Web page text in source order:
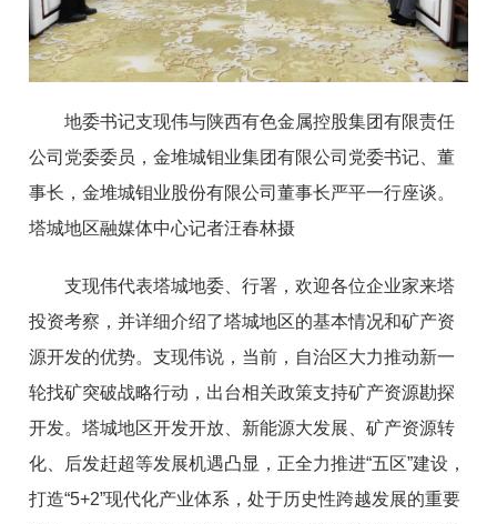
地委书记支现伟与陕西有色金属控股集团有限责任
公司党委委员，金堆城钼业集团有限公司党委书记、董
事长，金堆城钼业股份有限公司董事长严平一行座谈。
塔城地区融媒体中心记者汪春林摄
支现伟代表塔城地委、行署，欢迎各位企业家来塔
投资考察，并详细介绍了塔城地区的基本情况和矿产资
源开发的优势。支现伟说，当前，自治区大力推动新一
轮找矿突破战略行动，出台相关政策支持矿产资源勘探
开发。塔城地区开发开放、新能源大发展、矿产资源转
化、后发赶超等发展机遇凸显，正全力推进“五区”建设，
打造“5+2”现代化产业体系，处于历史性跨越发展的重要